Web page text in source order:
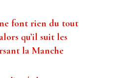
font rien du tout
qu’il suit les
la Manche